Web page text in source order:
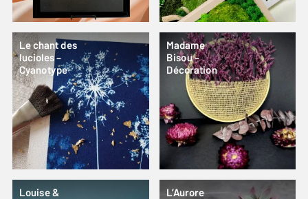
Le chant des
lucioles –
Cyanotype
Madame
Bisou –
Décoration
Louise &
L’Aurore